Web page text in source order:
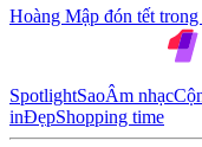
Hoàng Mập đón tết
SpotlightSaoÂm nhạc
inĐẹpShopping time